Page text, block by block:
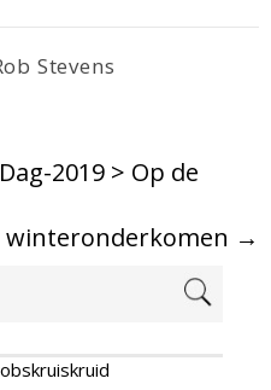
Stevens
2019 > Op de
winteronderkomen →